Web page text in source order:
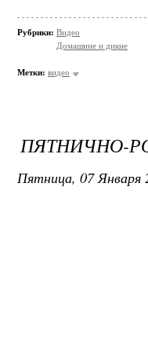
Рубрики: Видео
Домашние и дикие
Метки: видео
ПЯТНИЧНО-
Пятница, 07 Января